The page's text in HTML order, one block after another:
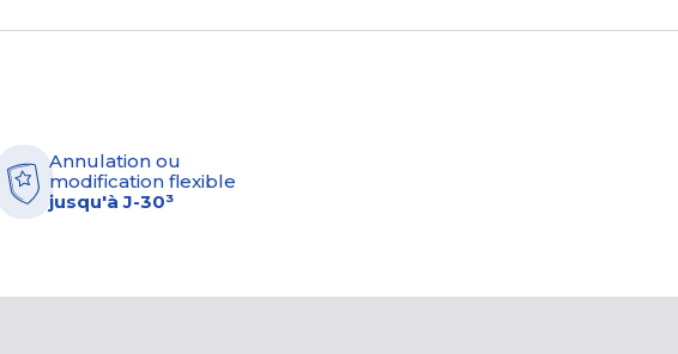
Annulation ou
modification flexible
jusqu'à J-30³